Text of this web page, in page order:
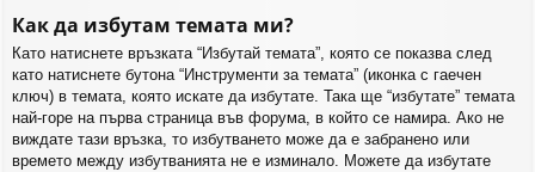
Как да избутам темата ми?
Като натиснете връзката “Избутай темата”, която се показва след
като натиснете бутона “Инструменти за темата” (иконка с гаечен
ключ) в темата, която искате да избутате. Така ще “избутате” темата
най-горе на първа страница във форума, в който се намира. Ако не
виждате тази връзка, то избутването може да е забранено или
времето между избутванията не е изминало. Можете да избутате